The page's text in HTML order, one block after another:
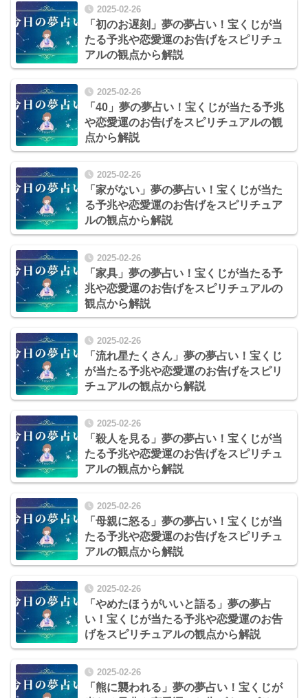
2025-02-26
「初のお遅刻」夢の夢占い！宝くじが当
たる予兆や恋愛運のお告げをスピリチュ
アルの観点から解説
2025-02-26
「40」夢の夢占い！宝くじが当たる予兆
や恋愛運のお告げをスピリチュアルの観
点から解説
2025-02-26
「家がない」夢の夢占い！宝くじが当た
る予兆や恋愛運のお告げをスピリチュア
ルの観点から解説
2025-02-26
「家具」夢の夢占い！宝くじが当たる予
兆や恋愛運のお告げをスピリチュアルの
観点から解説
2025-02-26
「流れ星たくさん」夢の夢占い！宝くじ
が当たる予兆や恋愛運のお告げをスピリ
チュアルの観点から解説
2025-02-26
「殺人を見る」夢の夢占い！宝くじが当
たる予兆や恋愛運のお告げをスピリチュ
アルの観点から解説
2025-02-26
「母親に怒る」夢の夢占い！宝くじが当
たる予兆や恋愛運のお告げをスピリチュ
アルの観点から解説
2025-02-26
「やめたほうがいいと語る」夢の夢占
い！宝くじが当たる予兆や恋愛運のお告
げをスピリチュアルの観点から解説
2025-02-26
「熊に襲われる」夢の夢占い！宝くじが